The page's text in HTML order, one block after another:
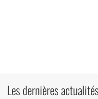
Les dernières actualités